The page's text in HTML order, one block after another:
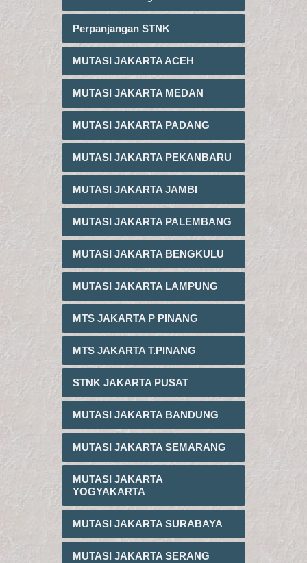
Perpanjangan STNK
MUTASI JAKARTA ACEH
MUTASI JAKARTA MEDAN
MUTASI JAKARTA PADANG
MUTASI JAKARTA PEKANBARU
MUTASI JAKARTA JAMBI
MUTASI JAKARTA PALEMBANG
MUTASI JAKARTA BENGKULU
MUTASI JAKARTA LAMPUNG
MTS JAKARTA P PINANG
MTS JAKARTA T.PINANG
STNK JAKARTA PUSAT
MUTASI JAKARTA BANDUNG
MUTASI JAKARTA SEMARANG
MUTASI JAKARTA
YOGYAKARTA
MUTASI JAKARTA SURABAYA
MUTASI JAKARTA SERANG